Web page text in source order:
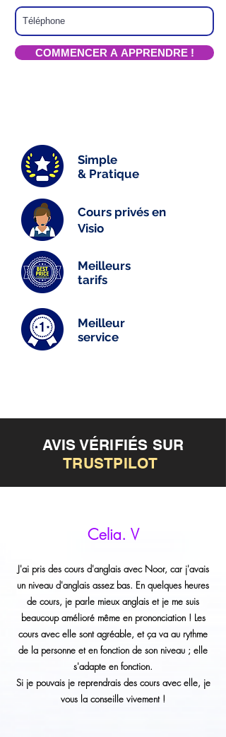
COMMENCER A APPRENDRE !
Simple
& Pratique
Cours privés en
Visio
Meilleurs
tarifs
Meilleur
service
AVIS VÉRIFIÉS SUR
TRUSTPILOT
Celia. V
J'ai pris des cours d'anglais avec Noor, car j'avais
un niveau d'anglais assez bas. En quelques heures
de cours, je parle mieux anglais et je me suis
beaucoup amélioré même en prononciation ! Les
cours avec elle sont agréable, et ça va au rythme
de la personne et en fonction de son niveau ; elle
s'adapte en fonction.
Si je pouvais je reprendrais des cours avec elle, je
vous la conseille vivement !